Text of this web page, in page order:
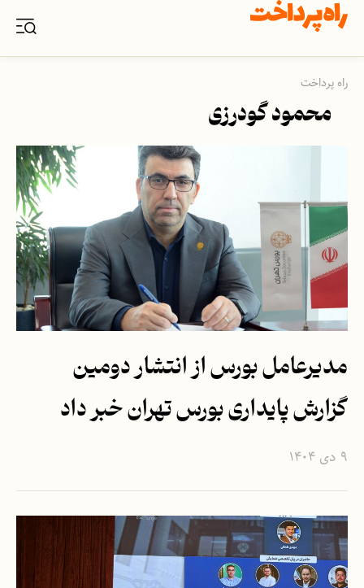
راه پرداخت
محمود گودرزی
مدیرعامل بورس از انتشار دومین
گزارش پایداری بورس تهران خبر داد
۹ دی ۱۴۰۴